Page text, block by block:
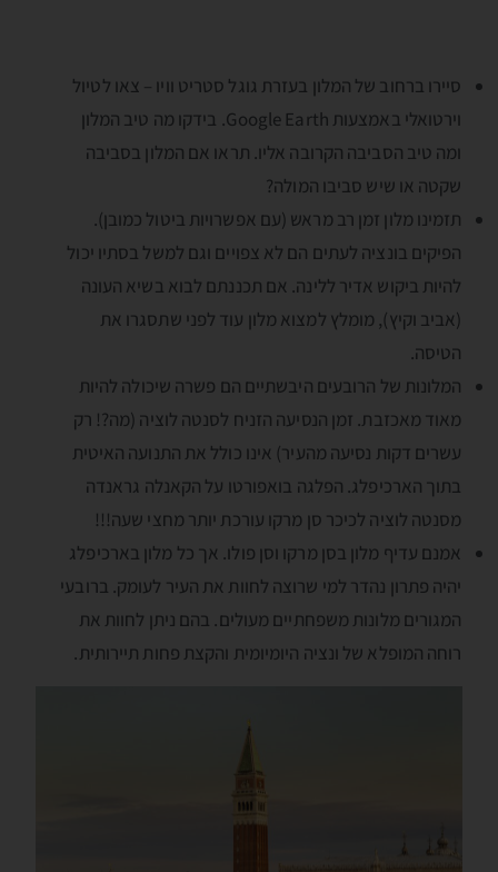
סיירו ברחוב של המלון בעזרת גוגל סטריט וויו – צאו לטיול
וירטואלי באמצעות Google Earth. בידקו מה טיב המלון
ומה טיב הסביבה הקרובה אליו. תראו אם המלון בסביבה
שקטה או שיש סביבו המולה?
תזמינו מלון זמן רב מראש (עם אפשרויות ביטול כמובן).
הפיקים בונציה לעתים הם לא צפויים וגם למשל בסתיו יכול
להיות ביקוש אדיר ללינה. אם תכננתם לבוא בשיא העונה
(אביב וקיץ), מומלץ למצוא מלון עוד לפני שתסגרו את
הטיסה.
המלונות של הרובעים היבשתיים הם פשרה שיכולה להיות
מאוד מאכזבת. זמן הנסיעה הזניח לסנטה לוציה (מה?! רק
עשרים דקות נסיעה מהעיר) אינו כולל את התנועה האיטית
בתוך הארכיפלג. הפלגה בואפורטו על הקאנלה גראנדה
מסנטה לוציה לכיכר סן מרקו עורכת יותר מחצי שעה!!!
אמנם עדיף מלון בסן מרקו וסן פולו. אך כל מלון בארכיפלג
יהיה פתרון נהדר למי שרוצה לחוות את העיר לעומק. ברובעי
המגורים מלונות משפחתיים מעולים. בהם ניתן לחוות את
רוחה המופלא של ונציה היומיומית והקצת פחות תיירותית.